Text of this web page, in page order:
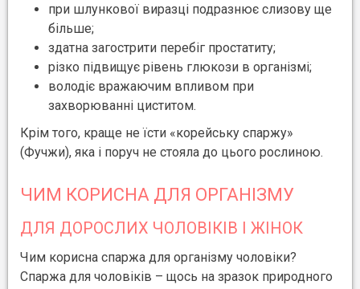
при шлункової виразці подразнює слизову ще
більше;
здатна загострити перебіг простатиту;
різко підвищує рівень глюкози в організмі;
володіє вражаючим впливом при
захворюванні циститом.
Крім того, краще не їсти «корейську спаржу»
(Фучжи), яка і поруч не стояла до цього рослиною.
ЧИМ КОРИСНА ДЛЯ ОРГАНІЗМУ
ДЛЯ ДОРОСЛИХ ЧОЛОВІКІВ І ЖІНОК
Чим корисна спаржа для організму чоловіки?
Спаржа для чоловіків – щось на зразок природного